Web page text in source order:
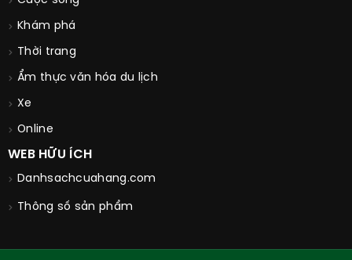
Khám phá
Thời trang
Ẩm thực văn hóa du lịch
Xe
Online
WEB HỮU ÍCH
Danhsachcuahang.com
Thông số sản phẩm